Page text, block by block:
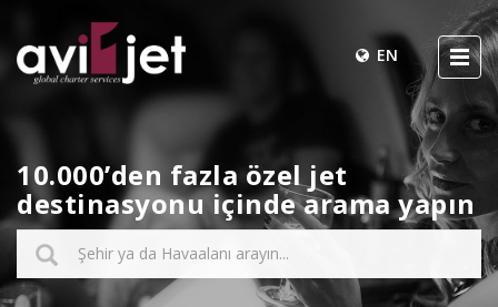
EN
10.000’den fazla özel jet
destinasyonu içinde arama yapın